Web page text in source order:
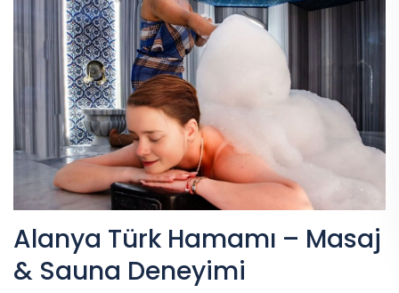
Alanya Türk Hamamı – Masaj
& Sauna Deneyimi